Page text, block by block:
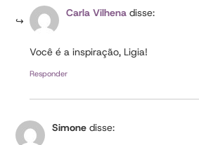
Carla Vilhena disse:
Você é a inspiração, Ligia!
Responder
Simone disse: